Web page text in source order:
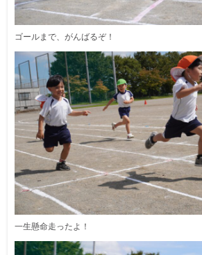
ゴールまで、がんばるぞ！
一生懸命走ったよ！